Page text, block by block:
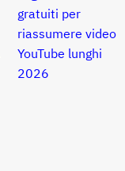
gratuiti per
riassumere video
YouTube lunghi
2026